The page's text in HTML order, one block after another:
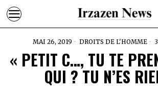
MAI 26, 2019 DROITS DE L'HOMME
« PETIT C…, TU TE
QUI ? TU N’ES